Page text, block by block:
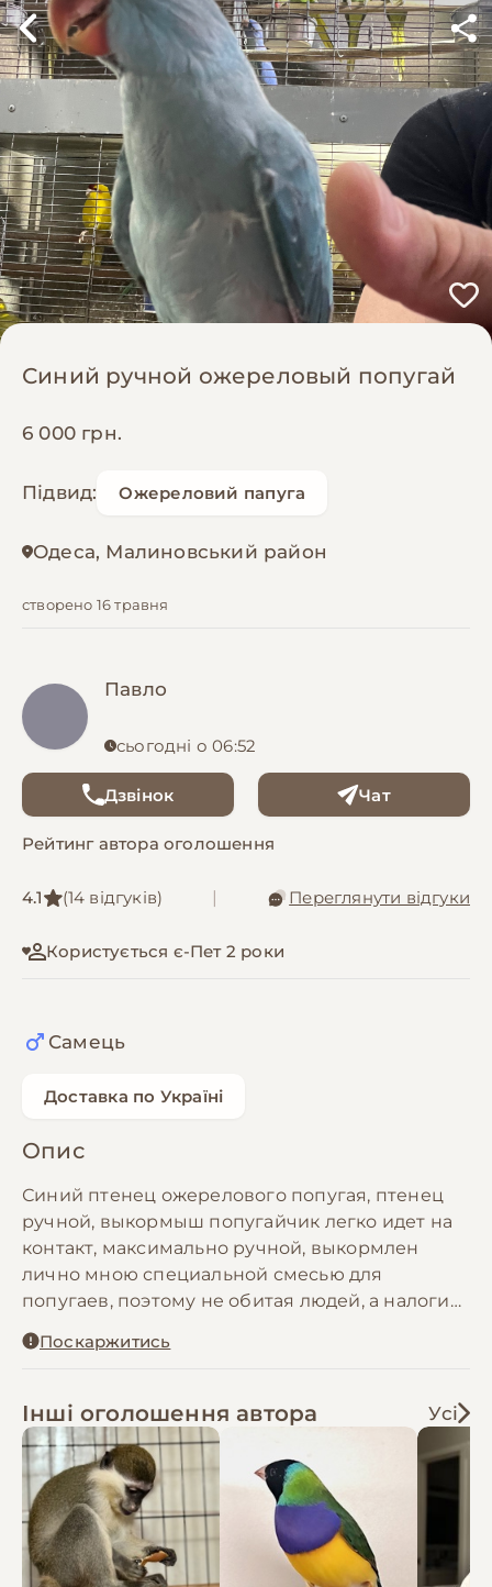
Синий ручной ожереловый попугай
6 000 грн.
Підвид: Ожереловий папуга
Одеса, Малиновський район
створено 16 травня
Павло
сьогодні о 06:52
Дзвінок Чат
Рейтинг автора оголошення
4.1 (14 відгуків) Переглянути відгуки
Користується є-Пет 2 роки
Самець
Доставка по Україні
Опис
Синий птенец ожерелового попугая, птенец
ручной, выкормыш попугайчик легко идет на
контакт, максимально ручной, выкормлен
лично мною специальной смесью для
попугаев, поэтому не обитая людей, а налоги
окрасов. Занимаюсь равнением ручных
выбор сопутсвующих аксессуаров, то есть
клетки и все необходимое. Профессиональная
консультация относительно содержания и
обучения попугаев. Всегда на связи 24/7,
поддержка по любым вопросам
Поскаржитись
Інші оголошення автора Усі